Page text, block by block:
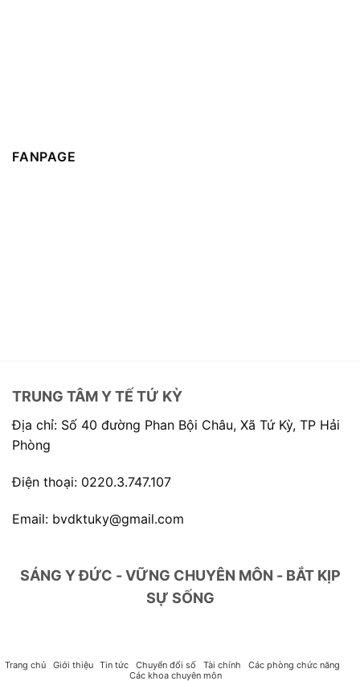
FANPAGE
TRUNG TÂM Y TẾ TỨ KỲ
Địa chỉ: Số 40 đường Phan Bội Châu, Xã Tứ Kỳ, TP Hải
Phòng
Điện thoại: 0220.3.747.107
Email: bvdktuky@gmail.com
SÁNG Y ĐỨC - VỮNG CHUYÊN MÔN - BẮT KỊP
SỰ SỐNG
Trang chủ Giới thiệu Tin tức Chuyển đổi số Tài chính
Các phòng chức năng
Các khoa chuyên môn